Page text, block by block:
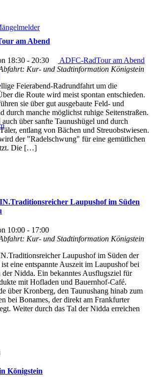
am Abend
18:30 - 20:30
ADFC-RadTour am Abend
Kur- und Stadtinformation Königstein
Feierabend-Radrundfahrt um die
die Route wird meist spontan entschieden.
sie über gut ausgebaute Feld- und
durch manche möglichst ruhige Seitenstraßen.
über sanfte Taunushügel und durch
entlang von Bächen und Streuobstwiesen.
der "Radelschwung" für eine gemütlichen
Die […]
Laupushof im Süden
10:00 - 17:00
Kur- und Stadtinformation Königstein
Laupushof im Süden der
eine entspannte Auszeit im Laupushof bei
Nidda. Ein bekanntes Ausflugsziel für
mit Hofladen und Bauernhof-Café.
über Kronberg, den Taunushang hinab zum
bei Bonames, der direkt am Frankfurter
Weiter durch das Tal der Nidda erreichen
Königstein